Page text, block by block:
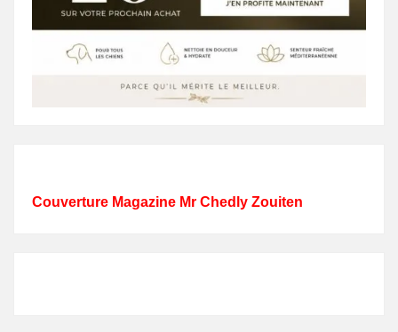
Couverture Magazine Mr Chedly Zouiten